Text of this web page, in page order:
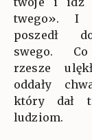
twego». I
poszedł
swego.
rzesze
oddały
który dał
ludziom.